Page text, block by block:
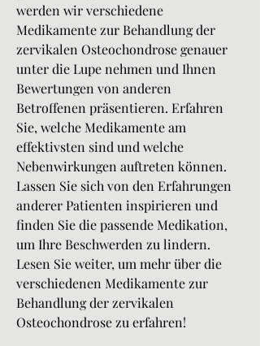
werden wir verschiedene
Medikamente zur Behandlung der
zervikalen Osteochondrose genauer
unter die Lupe nehmen und Ihnen
Bewertungen von anderen
Betroffenen präsentieren. Erfahren
Sie, welche Medikamente am
effektivsten sind und welche
Nebenwirkungen auftreten können.
Lassen Sie sich von den Erfahrungen
anderer Patienten inspirieren und
finden Sie die passende Medikation,
um Ihre Beschwerden zu lindern.
Lesen Sie weiter, um mehr über die
verschiedenen Medikamente zur
Behandlung der zervikalen
Osteochondrose zu erfahren!